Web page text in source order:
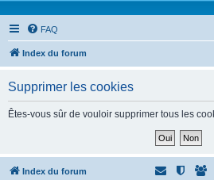
FAQ
Index du forum
Supprimer les cookies
Êtes-vous sûr de vouloir supprimer tous les
Index du forum